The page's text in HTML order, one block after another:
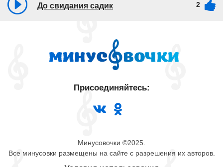
До свидания садик 2
Минусовочки ©2025.
Все минусовки размещены на сайте с разрешения их авторов.
Присоединяйтесь: